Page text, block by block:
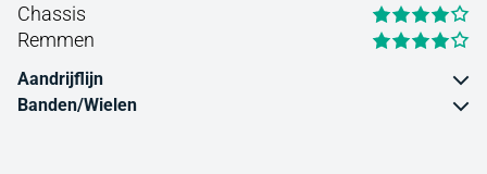
Chassis
Remmen
Aandrijflijn
Banden/Wielen